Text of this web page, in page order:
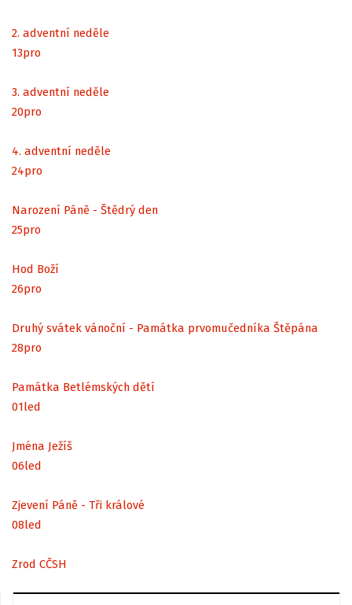
2. adventní neděle
13pro
3. adventní neděle
20pro
4. adventní neděle
24pro
Narození Páně - Štědrý den
25pro
Hod Boží
26pro
Druhý svátek vánoční - Památka prvomučedníka Štěpána
28pro
Památka Betlémských dětí
01led
Jména Ježíš
06led
Zjevení Páně - Tři králové
08led
Zrod CČSH